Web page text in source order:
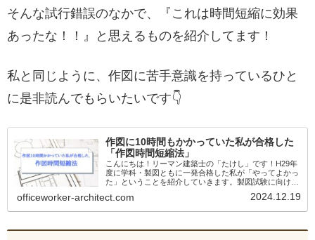
そんな試行錯誤のなかで、『これは時間短縮に効果
あったな！！』と思えるものを紹介してます！
私と同じように、作図に苦手意識を持っているひと
に是非読んでもらいたいです👇
作図に10時間もかかっていた私が合格した
「作図時間短縮法」
こんにちは！リーマン建築士の「たけし」です！H29年
度に学科・製図ともに一発合格した私が「やってよかっ
た」ということを紹介していきます。製図試験に向けて
作図時間が短縮できない！作図時間に悩ま...
officeworker-architect.com 2024.12.19